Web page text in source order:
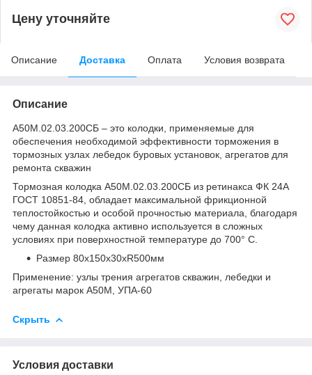
Цену уточняйте
Описание Доставка Оплата Условия возврата
Описание
А50М.02.03.200СБ – это колодки, применяемые для
обеспечения необходимой эффективности торможения в
тормозных узлах лебедок буровых установок, агрегатов для
ремонта скважин
Тормозная колодка А50М.02.03.200СБ из ретинакса ФК 24А
ГОСТ 10851-84, обладает максимальной фрикционной
теплостойкостью и особой прочностью материала, благодаря
чему данная колодка активно используется в сложных
условиях при поверхностной температуре до 700° С.
Размер 80х150х30хR500мм
Применение: узлы трения агрегатов скважин, лебедки и
агрегаты марок А50М, УПА-60
Скрыть
Условия доставки